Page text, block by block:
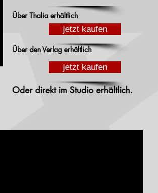
Über Thalia erhältlich
Über den Verlag erhältlich
Oder direkt im Studio erhältlich.
jetzt kaufen
jetzt kaufen